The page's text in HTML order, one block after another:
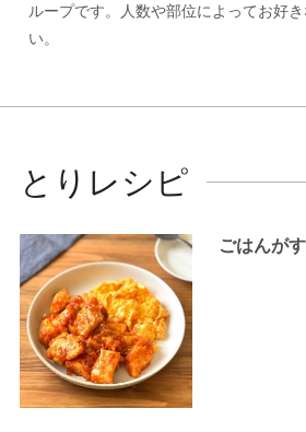
ループです。人数や部位によってお好
い。
とりレシピ
ごはんが